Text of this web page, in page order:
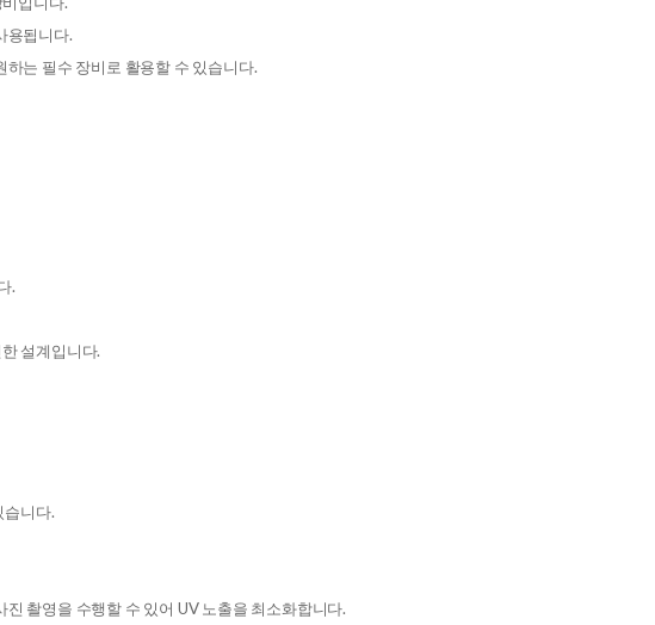
용됩니다.
는 필수 장비로 활용할 수 있습니다.
.
설계입니다.
습니다.
촬영을 수행할 수 있어 UV 노출을 최소화합니다.